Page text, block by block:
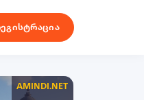
AMINDI.NET